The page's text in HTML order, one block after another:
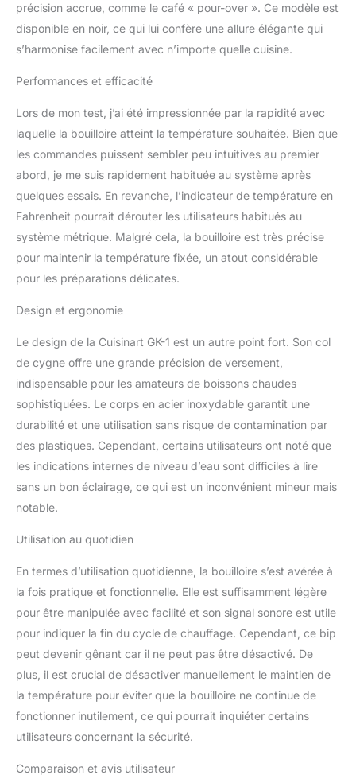
contrôle précis du
versement Construction
: corps et couvercle en
: reportez-vous au
manuel de l'utilisateur
pour les étapes de
questions concernant les
politiques de garantie –
ce produit est sans BPA
précision accrue, comme le café « pour-over ». Ce modèle est
disponible en noir, ce qui lui confère une allure élégante qui
s’harmonise facilement avec n’importe quelle cuisine.
Performances et efficacité
Lors de mon test, j’ai été impressionnée par la rapidité avec
laquelle la bouilloire atteint la température souhaitée. Bien que
les commandes puissent sembler peu intuitives au premier
abord, je me suis rapidement habituée au système après
quelques essais. En revanche, l’indicateur de température en
Fahrenheit pourrait dérouter les utilisateurs habitués au
système métrique. Malgré cela, la bouilloire est très précise
pour maintenir la température fixée, un atout considérable
pour les préparations délicates.
Design et ergonomie
Le design de la Cuisinart GK-1 est un autre point fort. Son col
de cygne offre une grande précision de versement,
indispensable pour les amateurs de boissons chaudes
sophistiquées. Le corps en acier inoxydable garantit une
durabilité et une utilisation sans risque de contamination par
des plastiques. Cependant, certains utilisateurs ont noté que
les indications internes de niveau d’eau sont difficiles à lire
sans un bon éclairage, ce qui est un inconvénient mineur mais
notable.
Utilisation au quotidien
En termes d’utilisation quotidienne, la bouilloire s’est avérée à
la fois pratique et fonctionnelle. Elle est suffisamment légère
pour être manipulée avec facilité et son signal sonore est utile
pour indiquer la fin du cycle de chauffage. Cependant, ce bip
peut devenir gênant car il ne peut pas être désactivé. De
plus, il est crucial de désactiver manuellement le maintien de
la température pour éviter que la bouilloire ne continue de
fonctionner inutilement, ce qui pourrait inquiéter certains
utilisateurs concernant la sécurité.
Comparaison et avis utilisateur